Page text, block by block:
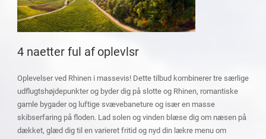
4 naetter ful af oplevlsr
Oplevelser ved Rhinen i massevis! Dette tilbud kombinerer tre særlige
udflugtshøjdepunkter og byder dig på slotte og Rhinen, romantiske
gamle bygader og luftige svævebaneture og især en masse
skibserfaring på floden. Lad solen og vinden blæse dig om næsen på
dækket, glæd dig til en varieret fritid og nyd din lækre menu om